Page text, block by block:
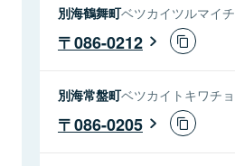
別海鶴舞町ベツカイツルマイ
086-0212
別海常盤町ベツカイトキワチ
086-0205